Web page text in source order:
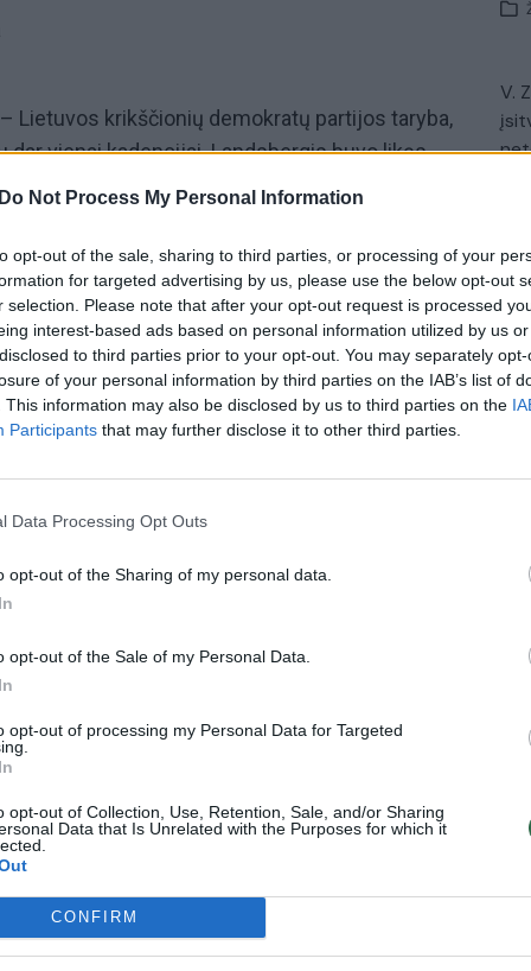
Do Not Process My Personal Information
opt-out of the sale, sharing to third parties, or processing of your
for targeted advertising by us, please use the below opt-out
selection. Please note that after your opt-out request is processed
interest-based ads based on personal information utilized by us
to third parties prior to your opt-out. You may separately
of your personal information by third parties on the IAB’s list of
This information may also be disclosed by us to third parties on the
Participants that may further disclose it to other third parties.
Data Processing Opt Outs
opt-out of the Sharing of my personal data.
opt-out of the Sale of my Personal Data.
opt-out of processing my Personal Data for Targeted
opt-out of Collection, Use, Retention, Sale, and/or Sharing
Data that Is Unrelated with the Purposes for which it
CONFIRM
Lietuvos krikščionių demokratų partijos taryba,
dar vienai kadencijai. Landsbergis buvo likęs
Kiti 15-a konservatorių skyrių iškeltų
teigdami, kad vidinė konkurencija
partijos pirmininkas tik Lrytas.TV
Nors teigė, kad šaudmenų pakankamai –
Ukrainai „Patriot“ D. Trumpas skirti nenori:
ir
išpuolis: paauglys nušovė senelius, 3
Žinios | Pasaulis
V.